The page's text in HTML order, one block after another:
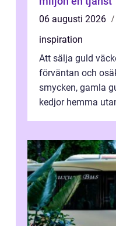
06 augusti 2026
inspiration
Att sälja guld
förväntan och
smycken, gamla
kedjor hemma